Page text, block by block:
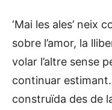
‘Mai les ales’ neix
sobre l’amor, la
volar l’altre sense
continuar estimant.
construïda des de